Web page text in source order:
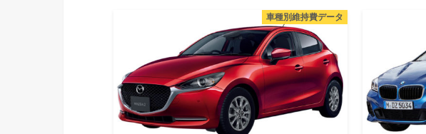
車種別維持費データ